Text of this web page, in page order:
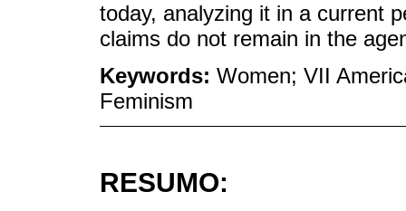
today, analyzing it in a current
claims do not remain in the
Keywords: Women; VII
Feminism
RESUMO: